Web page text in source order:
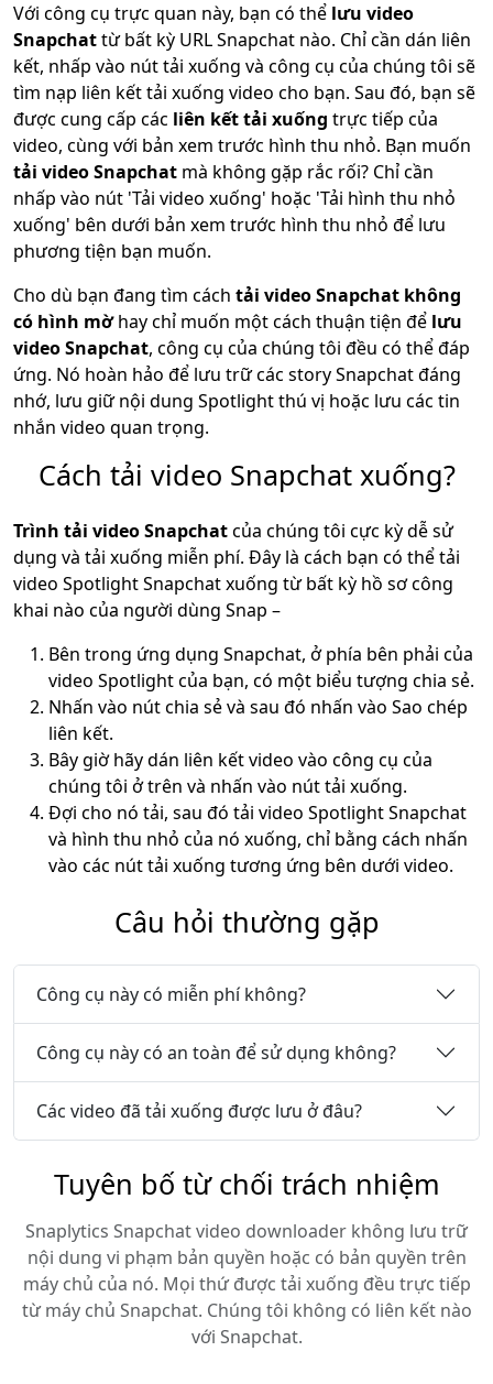
Với công cụ trực quan này, bạn có thể lưu video
Snapchattừ bất kỳ URL Snapchat nào. Chỉ cần dán liên
kết, nhấp vào nút tải xuống và công cụ của chúng tôi sẽ
tìm nạp liên kết tải xuống video cho bạn. Sau đó, bạn sẽ
được cung cấp các liên kết tải xuống trực tiếp của
video, cùng với bản xem trước hình thu nhỏ. Bạn muốn
tải video Snapchat mà không gặp rắc rối? Chỉ cần
nhấp vào nút 'Tải video xuống' hoặc 'Tải hình thu nhỏ
xuống' bên dưới bản xem trước hình thu nhỏ để lưu
phương tiện bạn muốn.
Cho dù bạn đang tìm cách tải video Snapchat không
có hình mờhay chỉ muốn một cách thuận tiện để lưu
video Snapchat, công cụ của chúng tôi đều có thể đáp
ứng. Nó hoàn hảo để lưu trữ các story Snapchat đáng
nhớ, lưu giữ nội dung Spotlight thú vị hoặc lưu các tin
nhắn video quan trọng.
Cách tải video Snapchat xuống?
Trình tải video Snapchatcủa chúng tôi cực kỳ dễ sử
dụng và tải xuống miễn phí. Đây là cách bạn có thể tải
video Spotlight Snapchat xuống từ bất kỳ hồ sơ công
khai nào của người dùng Snap –
Bên trong ứng dụng Snapchat, ở phía bên phải của
video Spotlight của bạn, có một biểu tượng chia sẻ.
Nhấn vào nút chia sẻ và sau đó nhấn vào Sao chép
liên kết.
Bây giờ hãy dán liên kết video vào công cụ của
chúng tôi ở trên và nhấn vào nút tải xuống.
Đợi cho nó tải, sau đó tải video Spotlight Snapchat
và hình thu nhỏ của nó xuống, chỉ bằng cách nhấn
vào các nút tải xuống tương ứng bên dưới video.
Câu hỏi thường gặp
Công cụ này có miễn phí không?
Công cụ này có an toàn để sử dụng không?
Các video đã tải xuống được lưu ở đâu?
Tuyên bố từ chối trách nhiệm
Snaplytics Snapchat video downloader không lưu trữ
nội dung vi phạm bản quyền hoặc có bản quyền trên
máy chủ của nó. Mọi thứ được tải xuống đều trực tiếp
từ máy chủ Snapchat. Chúng tôi không có liên kết nào
với Snapchat.